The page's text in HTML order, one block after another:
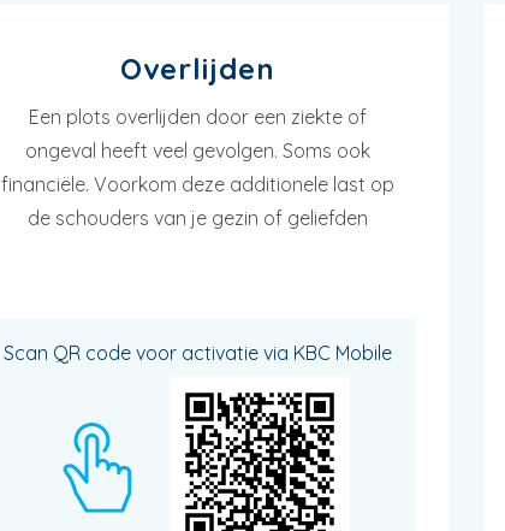
Overlijden
Een plots overlijden door een ziekte of
ongeval heeft veel gevolgen. Soms ook
financiële. Voorkom deze additionele last op
de schouders van je gezin of geliefden
Scan QR code voor activatie via KBC Mobile